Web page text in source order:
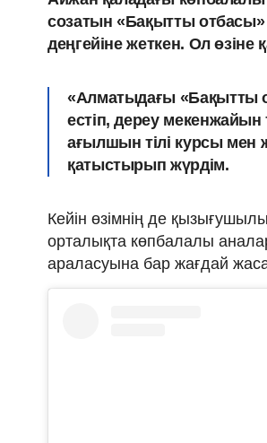
созатын «Бақытты отбасы»
деңгейіне жеткен. Ол өзіне
«Алматыдағы «Бақытты
естіп, дереу
ағылшын тілі курсы мен
қатыстырып жүрдім.
Кейін өзімнің де
орталықта көпбалалы
араласуына бар жағдай